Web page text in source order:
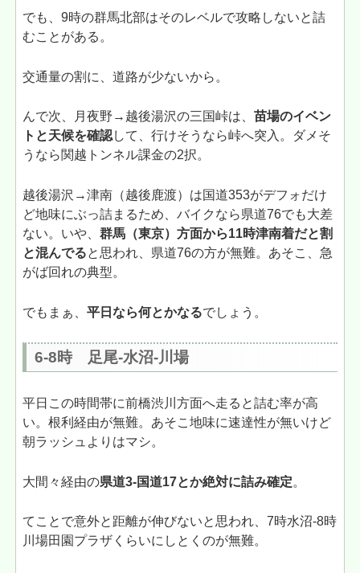
でも、9時の群馬北部はそのレベルで攻略しないと詰
むことがある。
交通量の割に、道路が少ないから。
んで次、月夜野→越後湯沢の三国峠は、苗場のイベン
トと天候を確認して、行けそうなら峠へ突入。ダメそ
うなら関越トンネル課金の2択。
越後湯沢→津南（越後鹿渡）は国道353がデフォだけ
ど地味にぶっ詰まるため、バイクなら県道76でも大差
ない。いや、群馬（東京）方面から11時津南着だと割
と混んでると思われ、県道76の方が無難。あそこ、急
がば回れの典型。
でもまぁ、平日なら何とかなるでしょう。
6-8時 足尾-水沼-川場
平日この時間帯に前橋渋川方面へ走ると詰む率が高
い。根利経由が無難。あそこ地味に速達性が無いけど
朝ラッシュよりはマシ。
大間々経由の県道3-国道17とか絶対に詰み確定。
てことで意外と距離が伸びないと思われ、7時水沼-8時
川場田園プラザくらいにしとくのが無難。